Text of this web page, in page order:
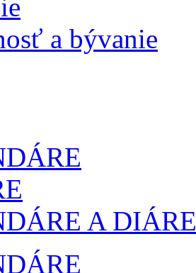
a bývanie
A DIÁRE